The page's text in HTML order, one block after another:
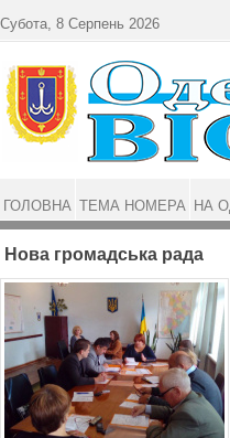
Нова громадська рада
Субота, 8 Серпень 2026
ГОЛОВНА ТЕМА НОМЕРА НА